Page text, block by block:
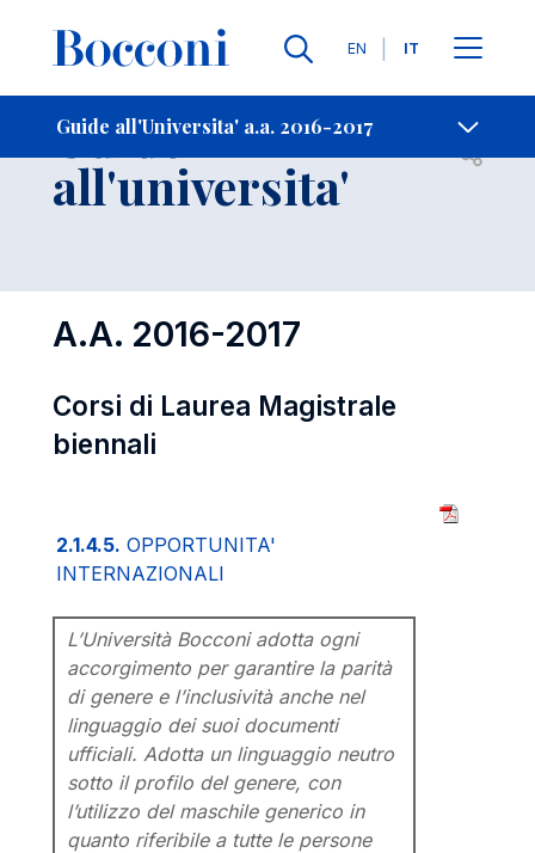
Lingue
EN IT
Guide all'Universita' a.a. 2016-2017
-
Guide
all'universita' Open
A.A. 2016-2017
Corsi di Laurea Magistrale
biennali
2.1.4.5. OPPORTUNITA'
INTERNAZIONALI
L’Università Bocconi adotta ogni
accorgimento per garantire la parità
di genere e l’inclusività anche nel
linguaggio dei suoi documenti
ufficiali. Adotta un linguaggio neutro
sotto il profilo del genere, con
l’utilizzo del maschile generico in
quanto riferibile a tutte le persone